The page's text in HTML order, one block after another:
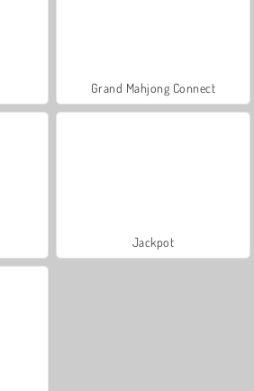
Grand Mahjong Connect
Jackpot